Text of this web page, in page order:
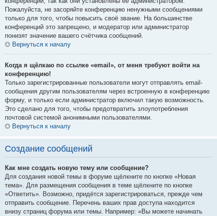
Пожалуйста, не засоряйте конференцию ненужными сообщениями
только для того, чтобы повысить своё звание. На большинстве
конференций это запрещено, и модератор или администратор
понизят значение вашего счётчика сообщений.
Вернуться к началу
Когда я щёлкаю по ссылке «email», от меня требуют войти на
конференцию!
Только зарегистрированные пользователи могут отправлять email-
сообщения другим пользователям через встроенную в конференцию
форму, и только если администратор включил такую возможность.
Это сделано для того, чтобы предотвратить злоупотребления
почтовой системой анонимными пользователями.
Вернуться к началу
Создание сообщений
Как мне создать новую тему или сообщение?
Для создания новой темы в форуме щёлкните по кнопке «Новая
тема». Для размещения сообщения в теме щёлкните по кнопке
«Ответить». Возможно, придётся зарегистрироваться, прежде чем
отправить сообщение. Перечень ваших прав доступа находится
внизу страниц форума или темы. Например: «Вы можете начинать